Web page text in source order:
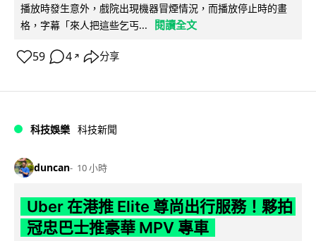
播放時發生意外，戲院出現機器冒煙情況，而播放停止時的畫
格，字幕「來人把這些乞丐...
閱讀全文
59 4 ↗ 分享
科技娛樂 科技新聞
duncan 10 小時
Uber 在港推 Elite 尊尚出行服務！夥拍
冠忠巴士推豪華 MPV 專車